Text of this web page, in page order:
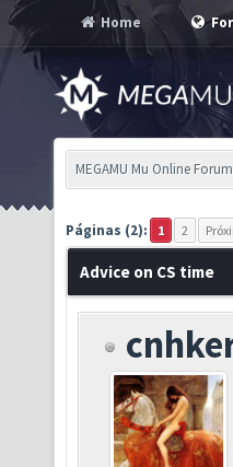
Home
MEGAMU Mu Online Forum
Páginas (2): 1 2
Advice on CS time